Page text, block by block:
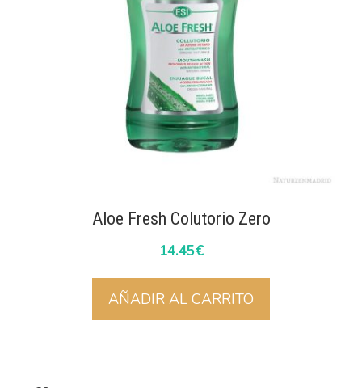
Aloe Fresh Colutorio Zero
14.45€
AÑADIR AL CARRITO